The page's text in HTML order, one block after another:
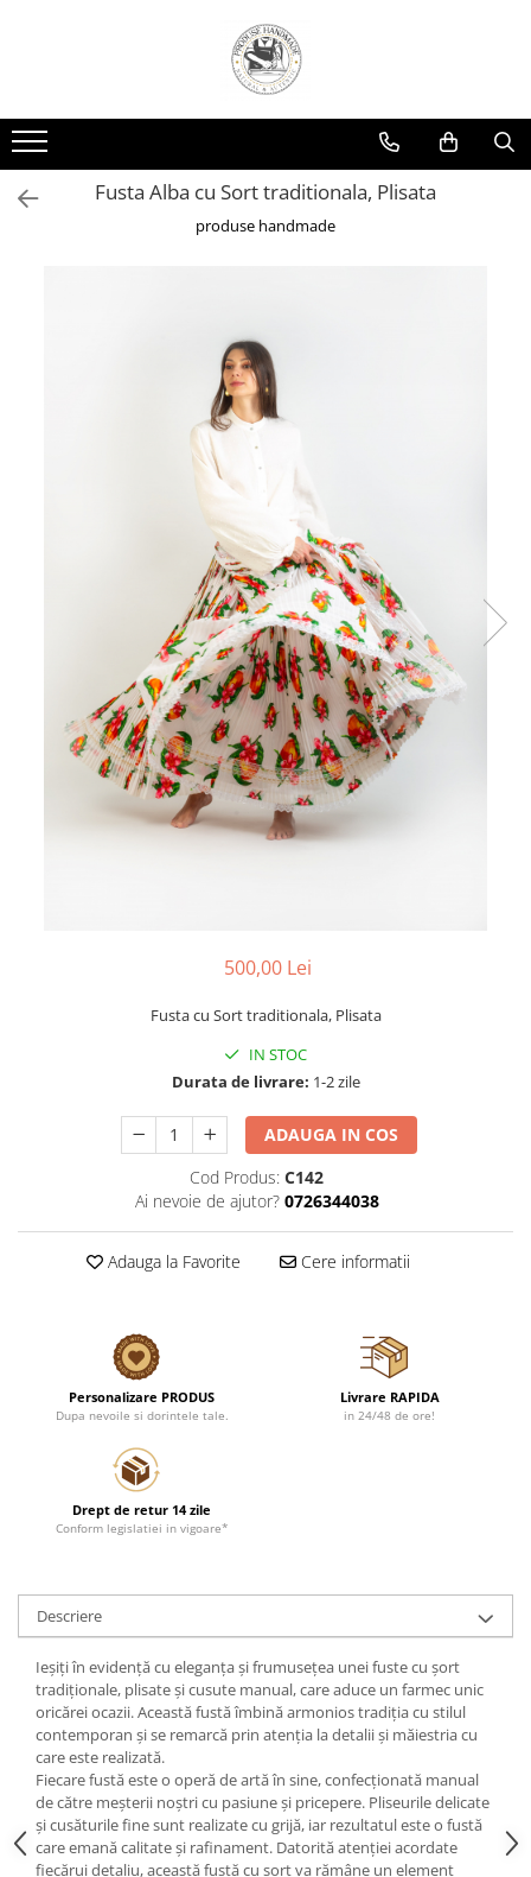
Fusta Alba cu Sort traditionala, Plisata
produse handmade
500,00 Lei
Fusta cu Sort traditionala, Plisata
IN STOC
Durata de livrare: 1-2 zile
ADAUGA IN COS
Cod Produs: C142
Ai nevoie de ajutor? 0726344038
Adauga la Favorite Cere informatii
Personalizare PRODUS
Dupa nevoile si dorintele tale.
Livrare RAPIDA
in 24/48 de ore!
Drept de retur 14 zile
Conform legislatiei in vigoare*
Descriere
Ieșiți în evidență cu eleganța și frumusețea unei fuste cu șort
tradiționale, plisate și cusute manual, care aduce un farmec unic
oricărei ocazii. Această fustă îmbină armonios tradiția cu stilul
contemporan și se remarcă prin atenția la detalii și măiestria cu
care este realizată.
Fiecare fustă este o operă de artă în sine, confecționată manual
de către meșterii noștri cu pasiune și pricepere. Pliseurile delicate
și cusăturile fine sunt realizate cu grijă, iar rezultatul este o fustă
care emană calitate și rafinament. Datorită atenției acordate
fiecărui detaliu, această fustă cu șort va rămâne un element